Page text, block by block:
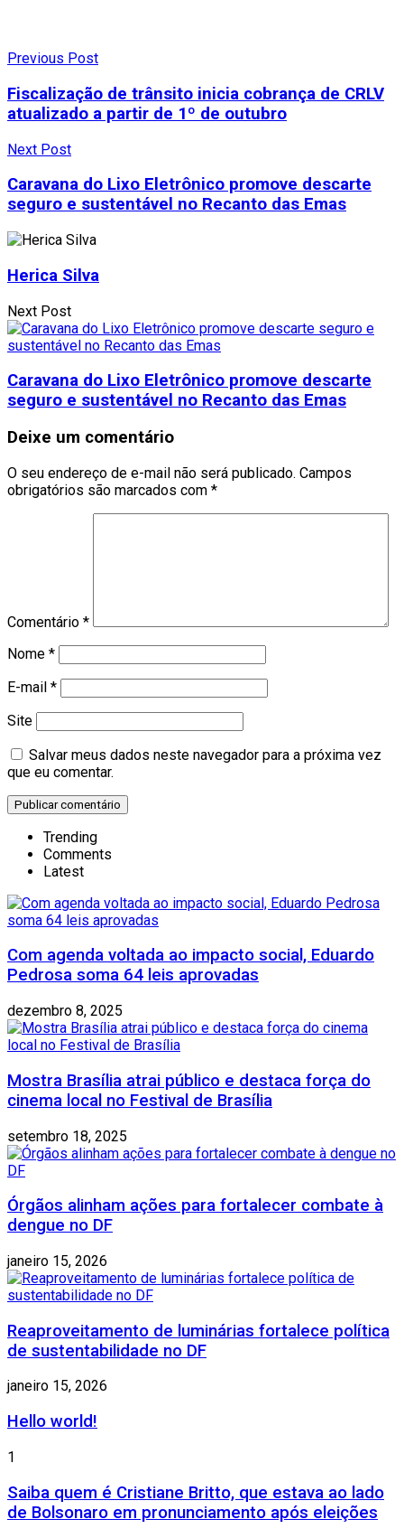
Previous Post
Fiscalização de trânsito inicia cobrança de CRLV
atualizado a partir de 1º de outubro
Next Post
Caravana do Lixo Eletrônico promove descarte
seguro e sustentável no Recanto das Emas
Herica Silva
Next Post
Caravana do Lixo Eletrônico promove descarte
seguro e sustentável no Recanto das Emas
Deixe um comentário
O seu endereço de e-mail não será publicado. Campos
obrigatórios são marcados com *
Comentário *
Nome *
E-mail *
Site
Salvar meus dados neste navegador para a próxima vez
que eu comentar.
Trending
Comments
Latest
Com agenda voltada ao impacto social, Eduardo
Pedrosa soma 64 leis aprovadas
dezembro 8, 2025
Mostra Brasília atrai público e destaca força do
cinema local no Festival de Brasília
setembro 18, 2025
Órgãos alinham ações para fortalecer combate à
dengue no DF
janeiro 15, 2026
Reaproveitamento de luminárias fortalece política
de sustentabilidade no DF
janeiro 15, 2026
Hello world!
1
Saiba quem é Cristiane Britto, que estava ao lado
de Bolsonaro em pronunciamento após eleições